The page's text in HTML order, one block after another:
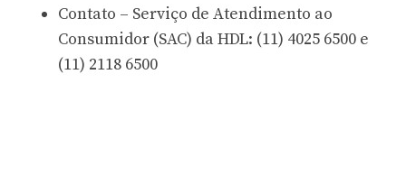
Contato – Serviço de Atendimento ao
Consumidor (SAC) da HDL: (11) 4025 6500 e
(11) 2118 6500